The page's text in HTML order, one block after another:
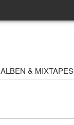
ALBEN & MIXTAPES